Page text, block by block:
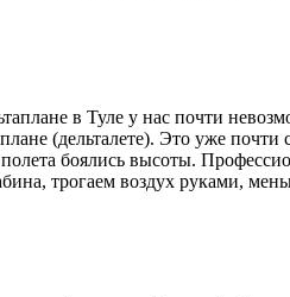
в Туле у нас почти
(дельталете). Это уже
боялись высоты.
трогаем воздух руками,